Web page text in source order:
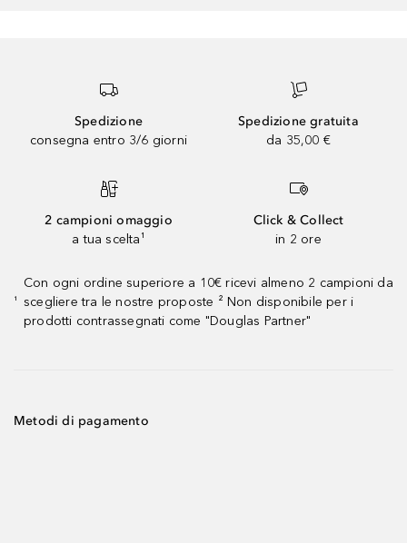
Spedizione
consegna entro 3/6 giorni
Spedizione gratuita
da 35,00 €
2 campioni omaggio
a tua scelta¹
Click & Collect
in 2 ore
¹
Con ogni ordine superiore a 10€ ricevi almeno 2 campioni da
scegliere tra le nostre proposte ² Non disponibile per i
prodotti contrassegnati come "Douglas Partner"
Metodi di pagamento